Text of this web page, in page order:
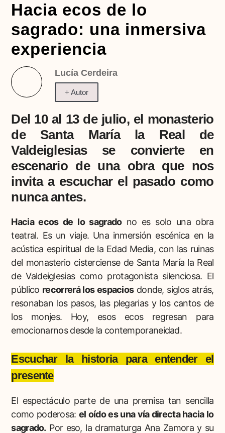
Hacia ecos de lo
sagrado: una inmersiva
experiencia
Lucía Cerdeira
+ Autor
Del 10 al 13 de julio, el monasterio
de Santa María la Real de
Valdeiglesias se convierte en
escenario de una obra que nos
invita a escuchar el pasado como
nunca antes.
Hacia ecos de lo sagradono es solo una obra
teatral. Es un viaje. Una inmersión escénica en la
acústica espiritual de la Edad Media, con las ruinas
del monasterio cisterciense de Santa María la Real
de Valdeiglesias como protagonista silenciosa. El
público recorrerá los espaciosdonde, siglos atrás,
resonaban los pasos, las plegarias y los cantos de
los monjes. Hoy, esos ecos regresan para
emocionarnos desde la contemporaneidad.
Escuchar la historia para entender el
presente
El espectáculo parte de una premisa tan sencilla
como poderosa: el oído es una vía directa hacia lo
sagrado. Por eso, la dramaturga Ana Zamora y su